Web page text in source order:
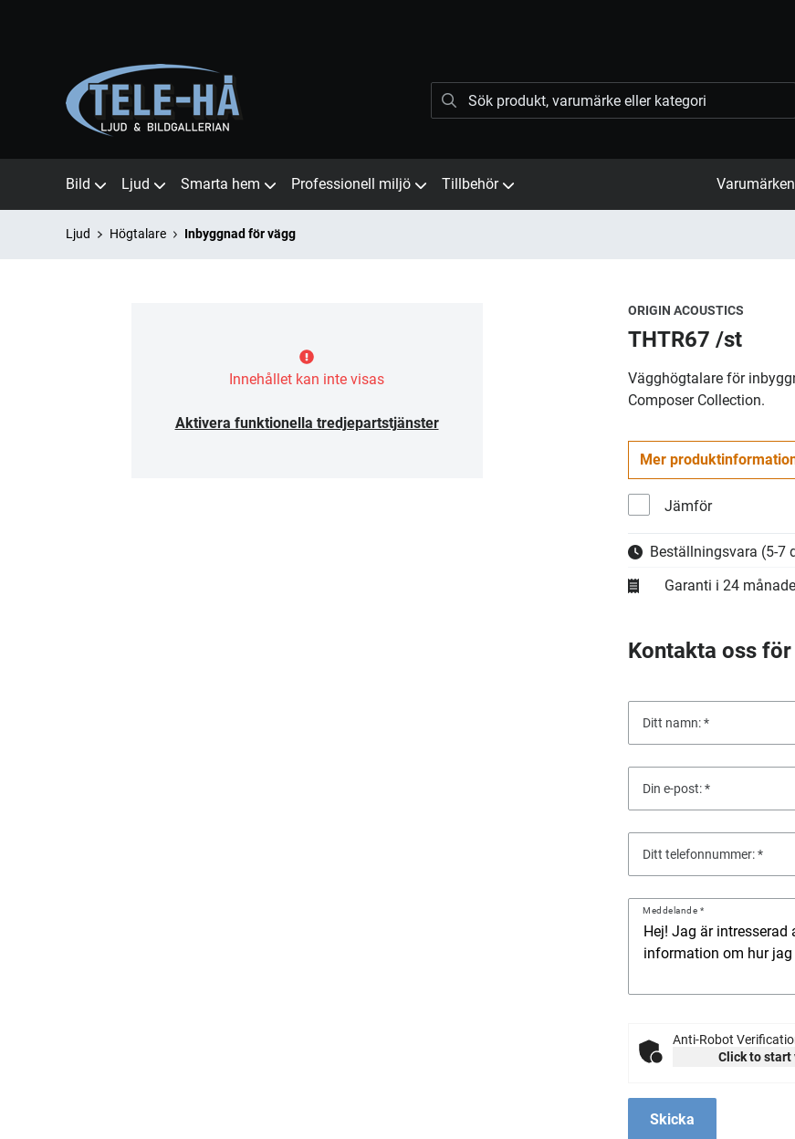
Bild Ljud Smarta hem Professionell miljö Tillbehör Varumärken
Ljud Högtalare Inbyggnad för vägg
Innehållet kan inte visas
Aktivera funktionella tredjepartstjänster
ORIGIN ACOUSTICS
THTR67 /st
​Vägghögtalare för
Composer Collection.
Mer
Jämför
Beställningsvara (5-7
Garanti i 24
Kontakta oss
Ditt namn:
Din e-post:
Ditt telefonnummer:
Meddelande
Anti-Robot
Click to
Skicka